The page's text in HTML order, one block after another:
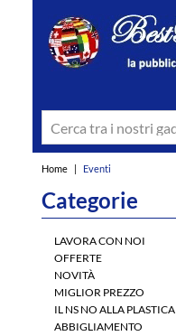
Home | Eventi
Categorie
LAVORA CON NOI
OFFERTE
NOVITÀ
MIGLIOR PREZZO
IL NS NO ALLA PLASTICA
ABBIGLIAMENTO